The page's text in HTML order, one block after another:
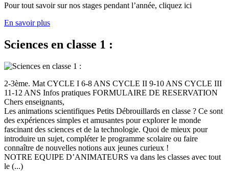
Pour tout savoir sur nos stages pendant l’année, cliquez ici
En savoir plus
Sciences en classe 1 :
2-3ème. Mat CYCLE I 6-8 ANS CYCLE II 9-10 ANS CYCLE III
11-12 ANS Infos pratiques FORMULAIRE DE RESERVATION
Chers enseignants,
Les animations scientifiques Petits Débrouillards en classe ? Ce sont
des expériences simples et amusantes pour explorer le monde
fascinant des sciences et de la technologie. Quoi de mieux pour
introduire un sujet, compléter le programme scolaire ou faire
connaître de nouvelles notions aux jeunes curieux !
NOTRE EQUIPE D’ANIMATEURS va dans les classes avec tout
le (...)